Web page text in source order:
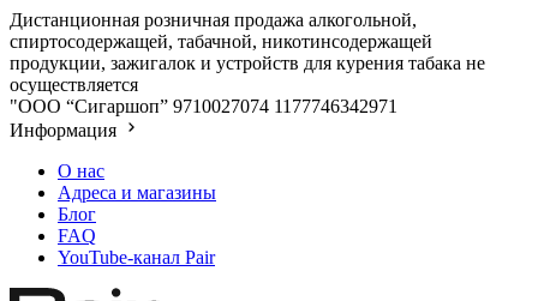
Дистанционная розничная продажа алкогольной,
спиртосодержащей, табачной, никотинсодержащей
продукции, зажигалок и устройств для курения табака не
осуществляется
"ООО “Сигаршоп” 9710027074 1177746342971
Информация
О нас
Адреса и магазины
Блог
FAQ
YouTube-канал Pair